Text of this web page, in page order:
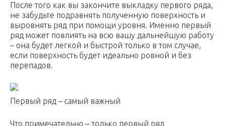
После того как вы закончите выкладку первого ряда,
не забудьте подравнять полученную поверхность и
выровнять ряд при помощи уровня. Именно первый
ряд может повлиять на всю вашу дальнейшую работу
– она будет легкой и быстрой только в том случае,
если поверхность будет идеально ровной и без
перепадов.
Первый ряд – самый важный
Что примечательно – только первый ряд